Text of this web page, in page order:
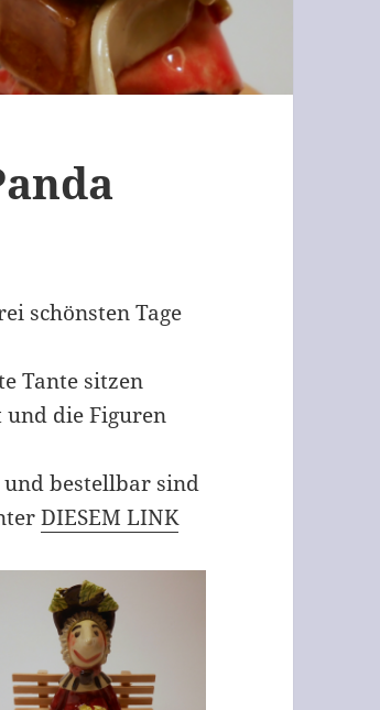
schönsten Tage
Tante sitzen
die Figuren
und bestellbar sind
DIESEM LINK